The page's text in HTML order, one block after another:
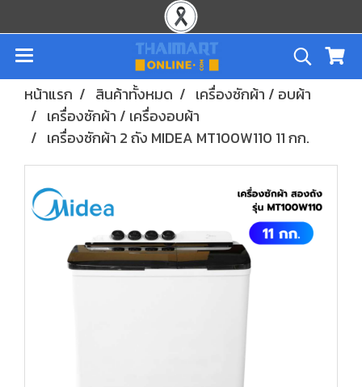
หน้าแรก สินค้าทั้งหมด
เครื่องซักผ้า / อบผ้า
เครื่องซักผ้า / เครื่องอบผ้า
เครื่องซักผ้า 2 ถัง MIDEA MT100W110 11 กก.